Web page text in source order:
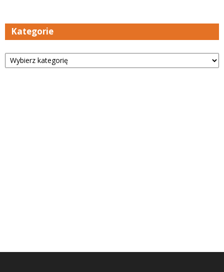
Kategorie
Kategorie